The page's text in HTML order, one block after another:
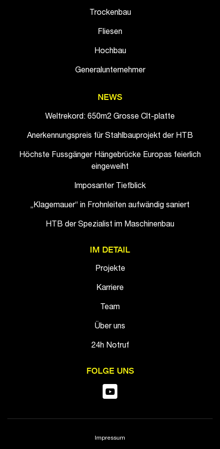
Trockenbau
Fliesen
Hochbau
Generalunternehmer
NEWS
Weltrekord: 650m2 Grosse Clt-platte
Anerkennungspreis für Stahlbauprojekt der HTB
Höchste Fussgänger Hängebrücke Europas feierlich
eingeweiht
Imposanter Tiefblick
„Klagemauer“ in Frohnleiten aufwändig saniert
HTB der Spezialist im Maschinenbau
IM DETAIL
Projekte
Karriere
Team
Über uns
24h Notruf
FOLGE UNS
Impressum